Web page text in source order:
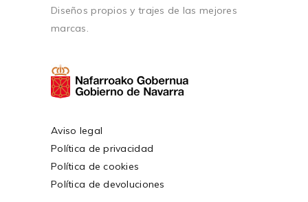
Diseños propios y trajes de las mejores
marcas.
Aviso legal
Política de privacidad
Política de cookies
Política de devoluciones